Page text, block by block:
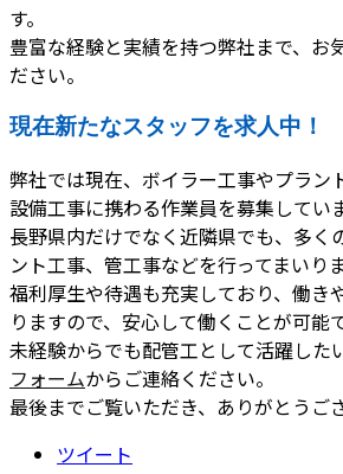
す。
豊富な経験と実績を持つ弊社まで、お
ださい。
現在新たなスタッフを求人中！
弊社では現在、ボイラー工事やプラン
設備工事に携わる作業員を募集していま
長野県内だけでなく近隣県でも、多く
ント工事、管工事などを行ってまいり
福利厚生や待遇も充実しており、働き
りますので、安心して働くことが可能で
未経験からでも配管工として活躍した
フォームからご連絡ください。
最後までご覧いただき、ありがとうご
ツイート